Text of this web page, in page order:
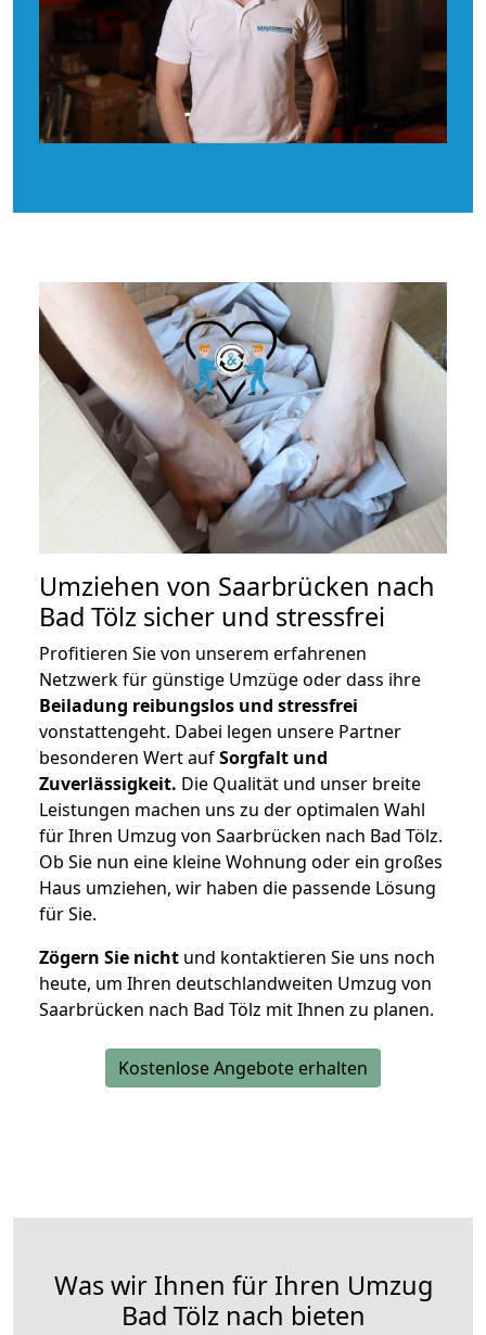
Umziehen von Saarbrücken nach
Bad Tölz sicher und stressfrei
Profitieren Sie von unserem erfahrenen
Netzwerk für günstige Umzüge oder dass ihre
Beiladung reibungslos und stressfrei
vonstattengeht. Dabei legen unsere Partner
besonderen Wert aufSorgfalt und
Zuverlässigkeit. Die Qualität und unser breite
Leistungen machen uns zu der optimalen Wahl
für Ihren Umzug von Saarbrücken nach Bad Tölz.
Ob Sie nun eine kleine Wohnung oder ein großes
Haus umziehen, wir haben die passende Lösung
für Sie.
Zögern Sie nicht und kontaktieren Sie uns noch
heute, um Ihren deutschlandweiten Umzug von
Saarbrücken nach Bad Tölz mit Ihnen zu planen.
Kostenlose Angebote erhalten
Was wir Ihnen für Ihren Umzug
Bad Tölz nach bieten